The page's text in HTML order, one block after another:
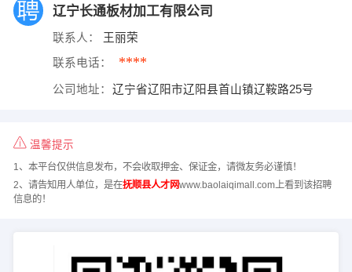
辽宁长通板材加工有限公司
联系人： 王丽荣
联系电话： ****
公司地址： 辽宁省辽阳市辽阳县首山镇辽鞍路25号
温馨提示
1、本平台仅供信息发布，不会收取押金、保证金，请微友务必谨慎！
2、请告知用人单位，是在抚顺县人才网www.baolaiqimall.com上看到该招聘
信息的！